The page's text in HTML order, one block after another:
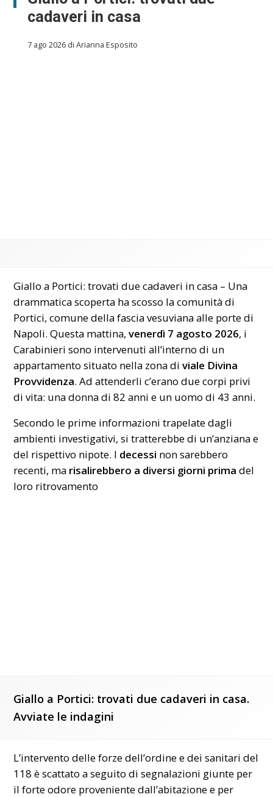
cadaveri in casa
7 ago 2026 di Arianna Esposito
Giallo a Portici: trovati due cadaveri in casa – Una
drammatica scoperta ha scosso la comunità di
Portici, comune della fascia vesuviana alle porte di
Napoli. Questa mattina,venerdì 7 agosto 2026, i
Carabinieri sono intervenuti all’interno di un
appartamento situato nella zona diviale Divina
Provvidenza. Ad attenderli c’erano due corpi privi
di vita: una donna di 82 anni e un uomo di 43 anni.
Secondo le prime informazioni trapelate dagli
ambienti investigativi, si tratterebbe di un’anziana e
del rispettivo nipote. I decessi non sarebbero
recenti, ma risalirebbero a diversi giorni prima del
loro ritrovamento
Giallo a Portici: trovati due cadaveri in casa.
Avviate le indagini
L’intervento delle forze dell’ordine e dei sanitari del
118 è scattato a seguito di segnalazioni giunte per
il forte odore proveniente dall’abitazione e per